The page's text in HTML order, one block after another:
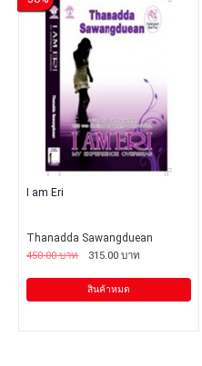
I am Eri
Thanadda Sawangduean
450.00 บาท
315.00 บาท
สินค้าหมด